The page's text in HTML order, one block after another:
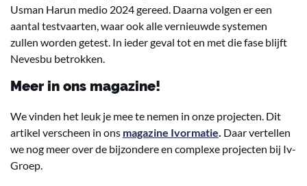
Usman Harun medio 2024 gereed. Daarna volgen er een
aantal testvaarten, waar ook alle vernieuwde systemen
zullen worden getest. In ieder geval tot en met die fase blijft
Nevesbu betrokken.
Meer in ons magazine!
We vinden het leuk je mee te nemen in onze projecten. Dit
artikel verscheen in ons magazine Ivormatie. Daar vertellen
we nog meer over de bijzondere en complexe projecten bij Iv-
Groep.